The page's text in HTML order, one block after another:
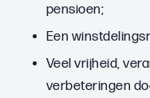
pensioen;
Een
Veel vrijheid,
verbeteringen